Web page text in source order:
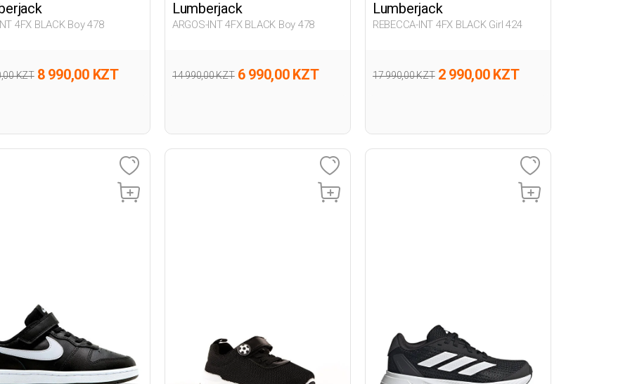
4FX BLACK Boy 478
KZT 8 990,00 KZT
Lumberjack
ARGOS-INT 4FX BLACK Boy 478
14 990,00 KZT 6 990,00 KZT
Lumberjack
REBECCA-INT 4FX BLACK Girl 424
17 990,00 KZT 2 990,00 KZT